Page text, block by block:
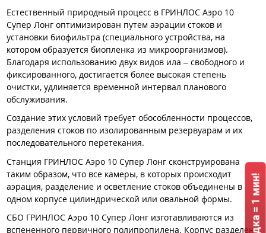
Естественный природный процесс в ГРИНЛОС Аэро 10
Супер Лонг оптимизирован путем аэрации стоков и
установки биофильтра (специального устройства, на
котором образуется биопленка из микроорганизмов).
Благодаря использованию двух видов ила – свободного и
фиксированного, достигается более высокая степень
очистки, удлиняется временной интервал планового
обслуживания.
Создание этих условий требует обособленности процессов,
разделения стоков по изолированным резервуарам и их
последовательного перетекания.
Станция ГРИНЛОС Аэро 10 Супер Лонг сконструирована
таким образом, что все камеры, в которых происходит
аэрация, разделение и осветление стоков объединены в
одном корпусе цилиндрической или овальной формы.
СБО ГРИНЛОС Аэро 10 Супер Лонг изготавливаются из
вспененного первичного полипропилена. Корпус разделен